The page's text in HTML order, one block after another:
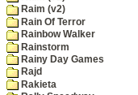
Raim (v2)
Rain Of Terror
Rainbow Walker
Rainstorm
Rainy Day Games
Rajd
Rakieta